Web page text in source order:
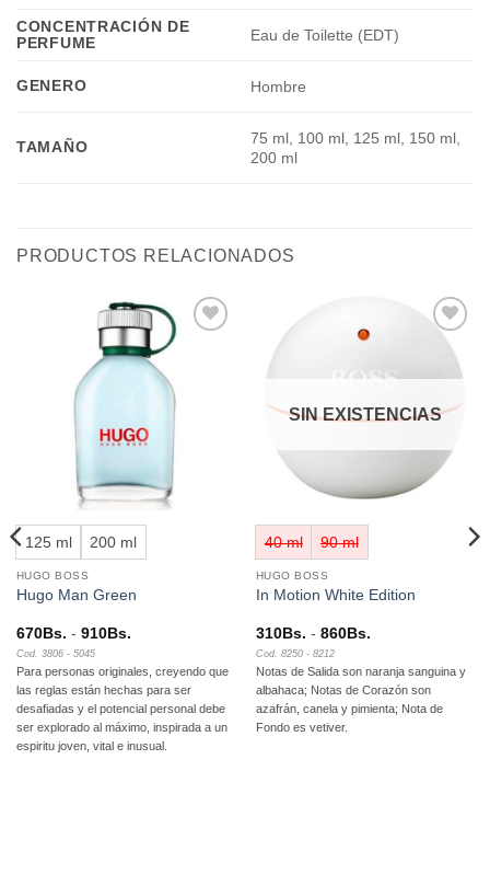
CONCENTRACIÓN DE
PERFUME
Eau de Toilette (EDT)
GENERO Hombre
TAMAÑO
75 ml, 100 ml, 125 ml, 150 ml,
200 ml
PRODUCTOS RELACIONADOS
125 ml 200 ml
HUGO BOSS
Hugo Man Green
670Bs. - 910Bs.
desde
670Bs.
hasta
910Bs.
Cod. 3806 - 5045
Para personas originales, creyendo que
las reglas están hechas para ser
desafiadas y el potencial personal debe
ser explorado al máximo, inspirada a un
espiritu joven, vital e inusual.
Añadir
lista de
SIN EXISTENCIAS
40 ml 90 ml
HUGO BOSS
In Motion White Edition
310Bs. - 860Bs.
desde
310Bs.
hasta
860Bs.
Cod. 8250 - 8212
Notas de Salida son naranja sanguina y
albahaca; Notas de Corazón son
azafrán, canela y pimienta; Nota de
Fondo es vetiver.